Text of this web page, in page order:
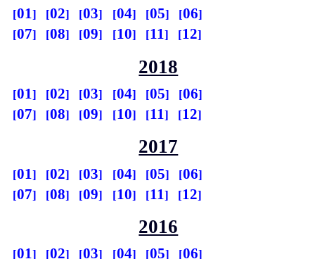
01 02 03 04 05
06
07
08 09 10 11 12
2018
01 02 03 04 05
06
07
08 09 10 11 12
2017
01 02 03 04 05
06
07
08 09 10 11 12
2016
01 02 03 04 05
06